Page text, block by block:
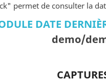
permet de consulter la
DATE
demo/